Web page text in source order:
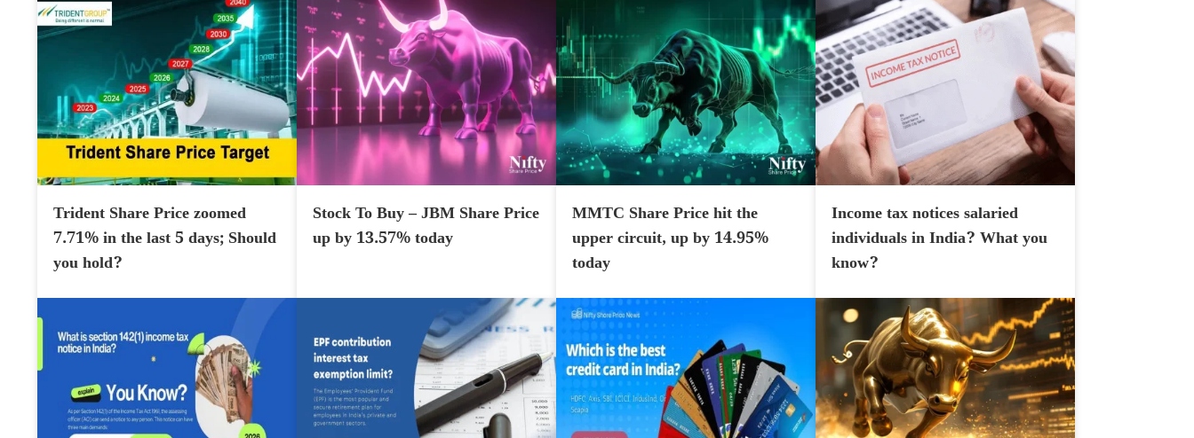
Trident Share Price zoomed
7.71% in the last 5 days; Should
you hold?
Stock To Buy – JBM Share Price
up by 13.57% today
MMTC Share Price hit the
upper circuit, up by 14.95%
today
Income tax notices salaried
individuals in India? What you
know?